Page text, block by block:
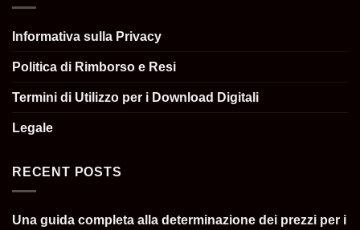
Informativa sulla Privacy
Politica di Rimborso e Resi
Termini di Utilizzo per i Download Digitali
Legale
RECENT POSTS
Una guida completa alla determinazione dei prezzi per i